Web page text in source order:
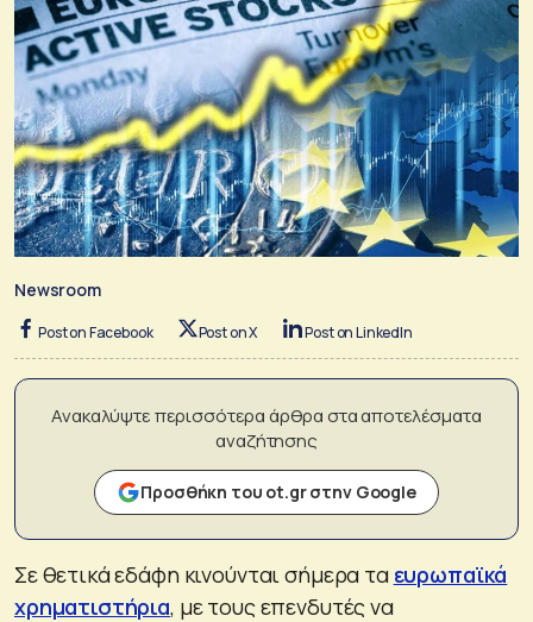
Newsroom
Post on Facebook Post on X Post on LinkedIn
Ανακαλύψτε περισσότερα άρθρα στα αποτελέσματα
αναζήτησης
Προσθήκη του ot.gr στην Google
Σε θετικά εδάφη κινούνται σήμερα τα ευρωπαϊκά
χρηματιστήρια, με τους επενδυτές να